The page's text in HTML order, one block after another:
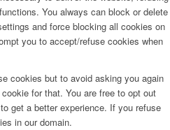
You always can block or delete
and force blocking all cookies on
you to accept/refuse cookies when
cookies but to avoid asking you again
for that. You are free to opt out
get a better experience. If you refuse
in our domain.